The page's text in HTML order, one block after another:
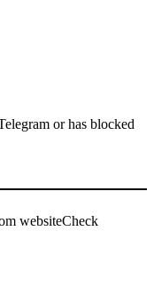
or has blocked
websiteCheck